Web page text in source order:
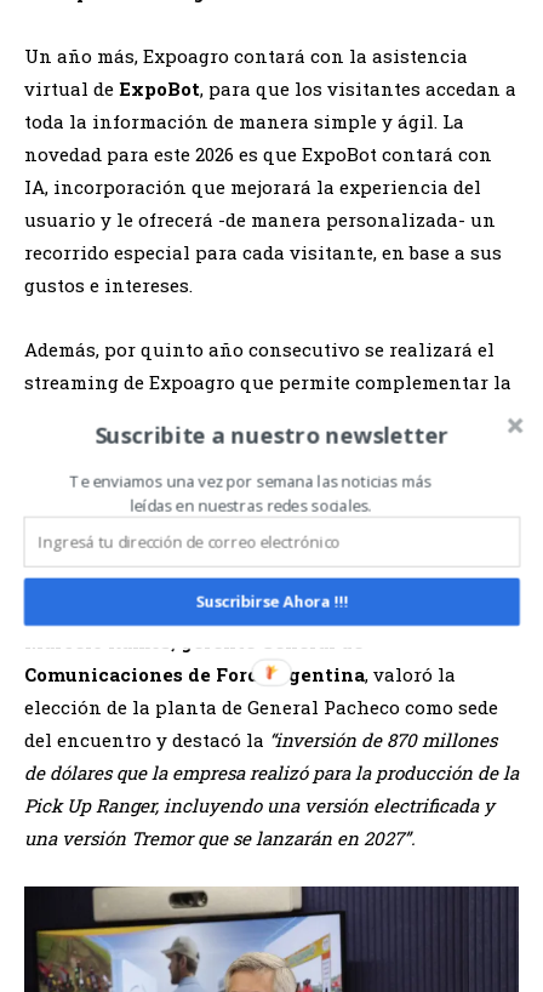
Un año más, Expoagro contará con la asistencia
virtual de ExpoBot, para que los visitantes accedan a
toda la información de manera simple y ágil. La
novedad para este 2026 es que ExpoBot contará con
IA, incorporación que mejorará la experiencia del
usuario y le ofrecerá -de manera personalizada- un
recorrido especial para cada visitante, en base a sus
gustos e intereses.
Además, por quinto año consecutivo se realizará el
streaming de Expoagro que permite complementar la
dos programas diarios: de 10 a 12hsLas Voces del
Agroy de 15 a 17hsAgroManía a través de la web y el
canal de YouTube.
La antesala de las empresas que acompañan
Comunicaciones de Ford Argentina, valoró la
elección de la planta de General Pacheco como sede
del encuentro y destacó la “inversión de 870 millones
de dólares que la empresa realizó para la producción de la
Pick Up Ranger, incluyendo una versión electrificada y
una versión Tremor que se lanzarán en 2027”.
Suscribite a nuestro newsletter
Te enviamos una vez por semana las noticias más
leídas en nuestras redes sociales.
Suscribirse Ahora !!!